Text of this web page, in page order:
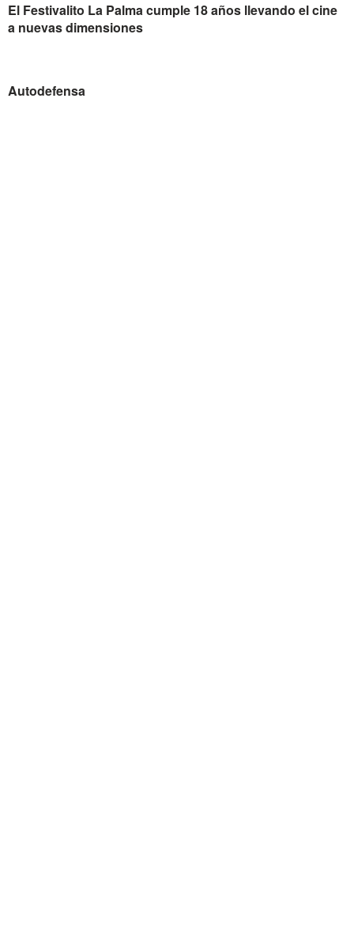
El Festivalito La Palma cumple 18 años llevando el cine
a nuevas dimensiones
Autodefensa